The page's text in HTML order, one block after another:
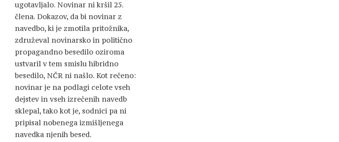
ugotavljalo. Novinar ni kršil 25.
člena. Dokazov, da bi novinar z
navedbo, ki je zmotila pritožnika,
združeval novinarsko in politično
propagandno besedilo oziroma
ustvaril v tem smislu hibridno
besedilo, NČR ni našlo. Kot rečeno:
novinar je na podlagi celote vseh
dejstev in vseh izrečenih navedb
sklepal, tako kot je, sodnici pa ni
pripisal nobenega izmišljenega
navedka njenih besed.